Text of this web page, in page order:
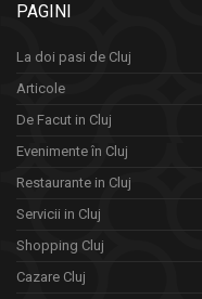
PAGINI
La doi pasi de Cluj
Articole
De Facut in Cluj
Evenimente în Cluj
Restaurante in Cluj
Servicii in Cluj
Shopping Cluj
Cazare Cluj